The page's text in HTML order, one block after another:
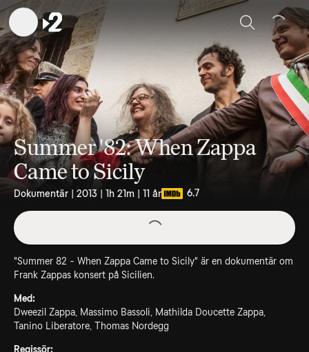
Sök
Summer '82: When Zappa
Came to Sicily
Dokumentär | 2013 | 1h 21m | 11 år 6.7
"Summer 82 - When Zappa Came to Sicily" är en dokumentär om
Frank Zappas konsert på Sicilien.
Med:
Dweezil Zappa, Massimo Bassoli, Mathilda Doucette Zappa,
Tanino Liberatore, Thomas Nordegg
Regissör: